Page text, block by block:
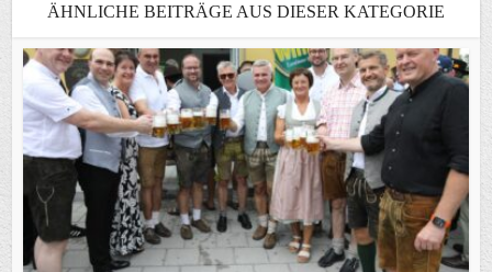
ÄHNLICHE BEITRÄGE AUS DIESER KATEGORIE